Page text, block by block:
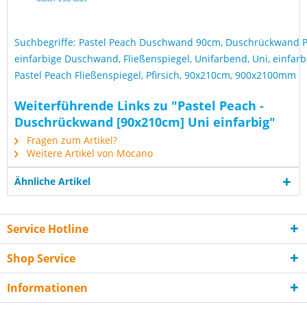
Suchbegriffe: Pastel Peach Duschwand 90cm, Duschrückwand
einfarbige Duschwand, Fließenspiegel, Unifarbend, Uni,
Pastel Peach Fließenspiegel, Pfirsich, 90x210cm, 900x2100mm
Weiterführende Links zu "Pastel Peach -
Duschrückwand [90x210cm] Uni einfarbig"
Fragen zum Artikel?
Weitere Artikel von Mocano
Ähnliche Artikel
Service Hotline
Shop Service
Informationen